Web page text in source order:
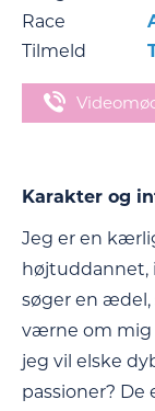
Race
Tilmeld
Karakter og
Jeg er en
højtuddannet,
søger en
værne om mig
jeg vil elske
passioner? De